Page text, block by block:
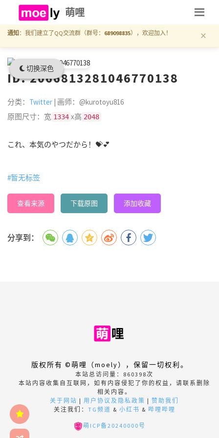
切换深色
萌哩
通知 ：我们建立了QQ交流群（群号： 689098835），欢迎加入！ ×
ID: 2066813281046770138
分类： Twitter | 画师：@kurotoyu816
原图尺寸：宽 1334 x高 2048
これ、本気のやつだから！💝💕
#暂无标签
查看来源 下载原图 添加收藏
分享到：
版权所有 ©萌哩（moely），保留一切权利。
本站总访问量： 860398次
本站内容收集自互联网，如有内容侵犯了你的权益，请联系删除
相关内容。
关于网站 | 用户协议及隐私政策 | 赞助我们
关注我们： TG频道 & 小红书 & 哔哩哔哩
萌ICP备20240000号